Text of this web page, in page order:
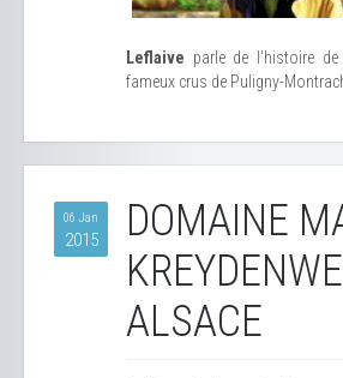
Leflaive parle de l'histoire
fameux crus de Puligny-
06 Jan
2015
DOMAINE
ALSACE